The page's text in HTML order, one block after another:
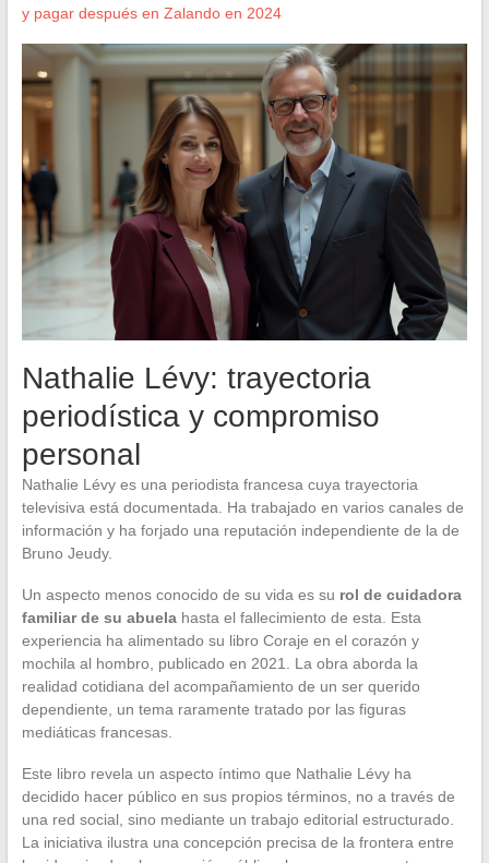
y pagar después en Zalando en 2024
Nathalie Lévy: trayectoria
periodística y compromiso
personal
Nathalie Lévy es una periodista francesa cuya trayectoria
televisiva está documentada. Ha trabajado en varios canales de
información y ha forjado una reputación independiente de la de
Bruno Jeudy.
Un aspecto menos conocido de su vida es su rol de cuidadora
familiar de su abuelahasta el fallecimiento de esta. Esta
experiencia ha alimentado su libro Coraje en el corazón y
mochila al hombro, publicado en 2021. La obra aborda la
realidad cotidiana del acompañamiento de un ser querido
dependiente, un tema raramente tratado por las figuras
mediáticas francesas.
Este libro revela un aspecto íntimo que Nathalie Lévy ha
decidido hacer público en sus propios términos, no a través de
una red social, sino mediante un trabajo editorial estructurado.
La iniciativa ilustra una concepción precisa de la frontera entre